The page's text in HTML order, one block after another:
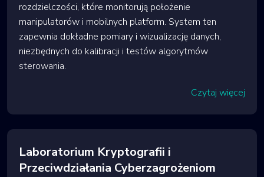
rozdzielczości, które monitorują położenie
manipulatorów i mobilnych platform. System ten
zapewnia dokładne pomiary i wizualizację danych,
niezbędnych do kalibracji i testów algorytmów
sterowania.
Czytaj więcej
Laboratorium Kryptografii i
Przeciwdziałania Cyberzagrożeniom